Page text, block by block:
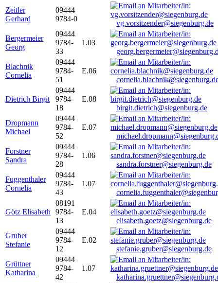
Zeitler
Gerhard
09444
9784-0
vg.vorsitzender@siegenburg.de
Bergermeier
Georg
09444
9784-
33
1.03
Blachnik
Cornelia
09444
9784-
51
E.06
Dietrich Birgit
09444
9784-
18
E.08
birgit.dietrich@siegenburg.de
Dropmann
Michael
09444
9784-
52
E.07
Forstner
Sandra
09444
9784-
28
1.06
sandra.forstner@siegenburg.de
Fuggenthaler
Cornelia
09444
9784-
43
1.07
Götz Elisabeth
08191
9784-
13
E.04
elisabeth.goetz@siegenburg.de
Gruber
Stefanie
09444
9784-
12
E.02
stefanie.gruber@siegenburg.de
Grüttner
Katharina
09444
9784-
42
1.07